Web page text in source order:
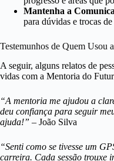
Mantenha a
para dúvidas e trocas de
Testemunhos de Quem Usou
A seguir, alguns relatos de
vidas com a Mentoria do
“A mentoria me ajudou a
deu confiança para seguir
ajuda!” – João Silva
“Senti como se tivesse um
carreira. Cada sessão trouxe